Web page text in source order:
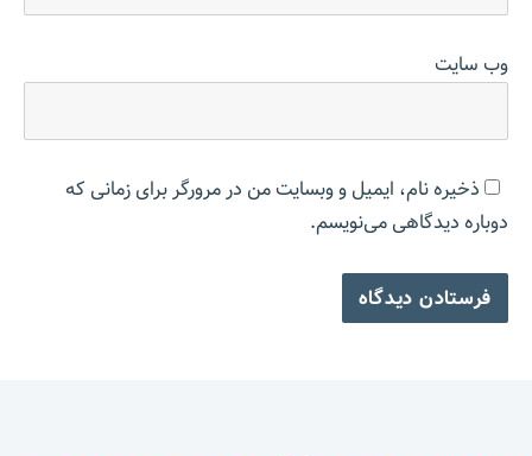
وب‌ سایت
ذخیره نام، ایمیل و وبسایت من در مرورگر برای زمانی که
دوباره دیدگاهی می‌نویسم.